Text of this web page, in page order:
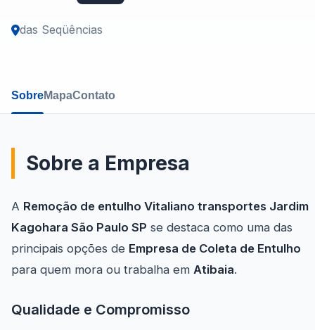
das Seqüências
SobreMapaContato
Sobre a Empresa
A Remoção de entulho Vitaliano transportes Jardim
Kagohara São Paulo SP se destaca como uma das
principais opções de Empresa de Coleta de Entulho
para quem mora ou trabalha em Atibaia.
Qualidade e Compromisso